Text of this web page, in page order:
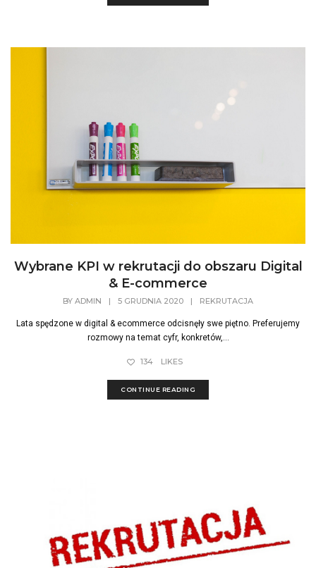
Wybrane KPI w rekrutacji do obszaru Digital
& E-commerce
BY ADMIN | 5 GRUDNIA 2020 | REKRUTACJA
Lata spędzone w digital & ecommerce odcisnęły swe piętno. Preferujemy
rozmowy na temat cyfr, konkretów,...
134 LIKES
CONTINUE READING